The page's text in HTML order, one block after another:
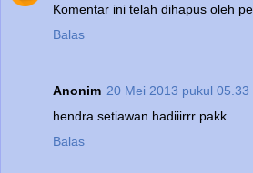
Komentar ini telah dihapus oleh
Balas
Anonim 20 Mei 2013 pukul 05.33
hendra setiawan hadiiirrr pakk
Balas